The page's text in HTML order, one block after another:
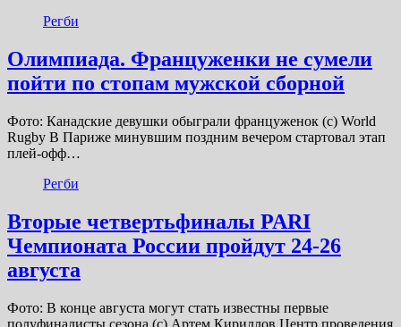
Регби
Олимпиада. Француженки не сумели
пойти по стопам мужской сборной
Фото: Канадские девушки обыграли француженок (с) World
Rugby В Париже минувшим поздним вечером стартовал этап
плей-офф…
Регби
Вторые четвертьфиналы PARI
Чемпионата России пройдут 24-26
августа
Фото: В конце августа могут стать известны первые
полуфиналисты сезона (с) Артем Кириллов Центр проведения